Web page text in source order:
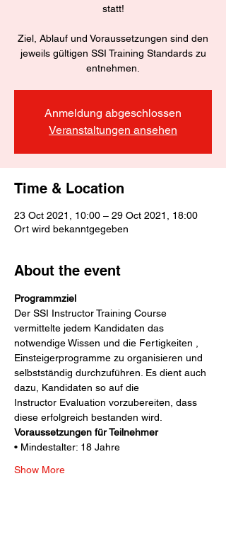
statt!
Ziel, Ablauf und Voraussetzungen sind den
jeweils gültigen SSI Training Standards zu
entnehmen.
Anmeldung abgeschlossen
Veranstaltungen ansehen
Time & Location
23 Oct 2021, 10:00 – 29 Oct 2021, 18:00
Ort wird bekanntgegeben
About the event
Programmziel
Der SSI Instructor Training Course
vermittelte jedem Kandidaten das
notwendige Wissen und die Fertigkeiten ,
Einsteigerprogramme zu organisieren und
selbstständig durchzuführen. Es dient auch
dazu, Kandidaten so auf die
Instructor Evaluation vorzubereiten, dass
diese erfolgreich bestanden wird.
Voraussetzungen für Teilnehmer
• Mindestalter: 18 Jahre
Show More